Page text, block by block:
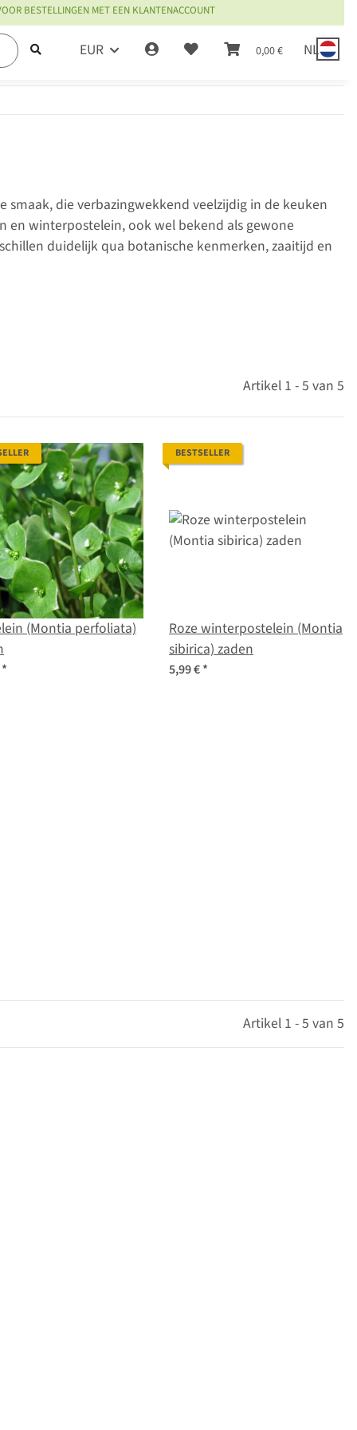
BESTELLINGEN MET EEN KLANTENACCOUNT
EUR 0,00 € NL
die verbazingwekkend veelzijdig in de keuken
en winterpostelein, ook wel bekend als gewone
duidelijk qua botanische kenmerken, zaaitijd en
Artikel 1 - 5 van 5
(Montia perfoliata)
*
BESTSELLER
Roze winterpostelein (Montia
sibirica) zaden
5,99 €*
Artikel 1 - 5 van 5